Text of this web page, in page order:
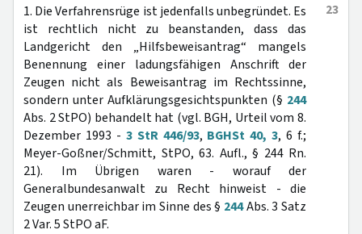
23
1. Die Verfahrensrüge ist jedenfalls unbegründet. Es
ist rechtlich nicht zu beanstanden, dass das
Landgericht den „Hilfsbeweisantrag“ mangels
Benennung einer ladungsfähigen Anschrift der
Zeugen nicht als Beweisantrag im Rechtssinne,
sondern unter Aufklärungsgesichtspunkten (§ 244
Abs. 2 StPO) behandelt hat (vgl. BGH, Urteil vom 8.
Dezember 1993 - 3 StR 446/93, BGHSt 40, 3, 6 f.;
Meyer-Goßner/Schmitt, StPO, 63. Aufl., § 244 Rn.
21). Im Übrigen waren - worauf der
Generalbundesanwalt zu Recht hinweist - die
Zeugen unerreichbar im Sinne des § 244Abs. 3 Satz
2 Var. 5 StPO aF.